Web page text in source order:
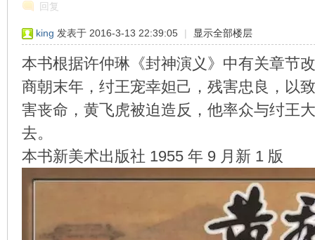
回复
king 发表于 2016-3-13 22:39:05 | 显示全部楼层
本书根据许仲琳《封神演义》中有关章节
商朝末年，纣王宠幸妲己，残害忠良，以
害丧命，黄飞虎被迫造反，他率众与纣王
去。
本书新美术出版社 1955 年 9 月新 1 版